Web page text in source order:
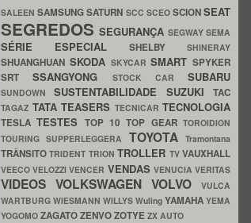
SALEENSAMSUNGSATURN SCC SCEO SCIONSEAT
SEGREDOSSEGURANÇA SEGWAYSEMA
SÉRIE ESPECIAL SHELBY SHINERAY
SHUANGHUAN SKODA SKYCARSMART SPYKER
SRTSSANGYONG STOCK CAR SUBARU
SUNDOWNSUSTENTABILIDADE SUZUKITAC
TAGAZ TATA TEASERS TECNICAR TECNOLOGIA
TESLATESTES TOP 10TOP GEARTOROIDION
TOURING SUPPERLEGGERA TOYOTATramontana
TRÂNSITOTRIDENT TRIONTROLLER TVVAUXHALL
VEECOVELOZZIVENCER VENDAS VENUCIAVERITAS
VIDEOS VOLKSWAGEN VOLVO
VULCA
WARTBURG WIESMANN WILLYS Wuling YAMAHA YEMA
YOGOMO ZAGATOZENVOZOTYE ZX AUTO